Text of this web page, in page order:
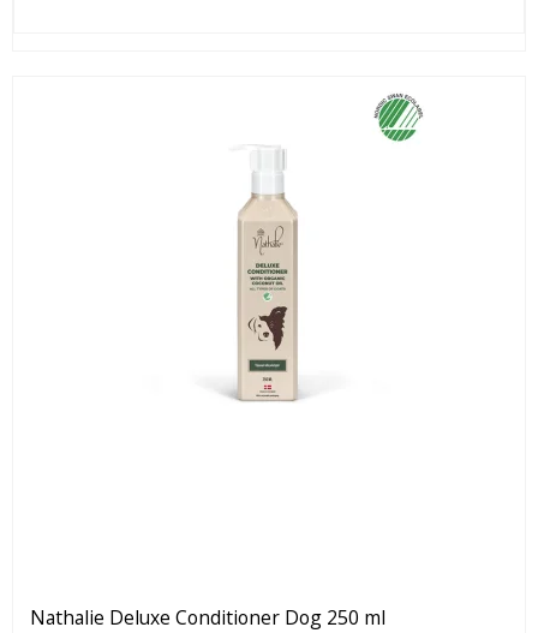
Nathalie Deluxe Conditioner Dog 250 ml